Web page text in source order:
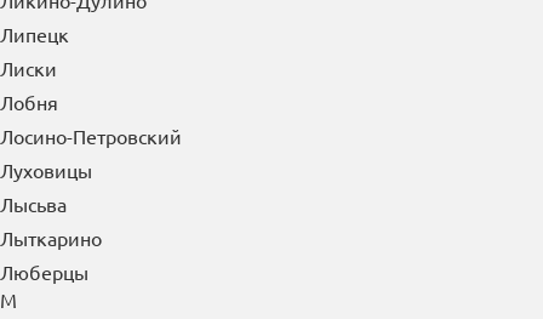
Лабинск
Лениногорск
Ленинск-Кузнецкий
Лесной
Лесосибирск
Ливны
Ликино-Дулино
Липецк
Лиски